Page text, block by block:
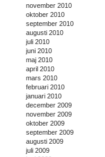
november 2010
oktober 2010
september 2010
augusti 2010
juli 2010
juni 2010
maj 2010
april 2010
mars 2010
februari 2010
januari 2010
december 2009
november 2009
oktober 2009
september 2009
augusti 2009
juli 2009